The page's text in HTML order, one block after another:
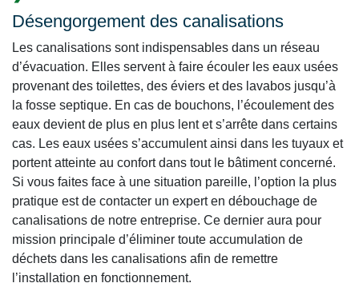
Désengorgement des canalisations
Les canalisations sont indispensables dans un réseau
d’évacuation. Elles servent à faire écouler les eaux usées
provenant des toilettes, des éviers et des lavabos jusqu’à
la fosse septique. En cas de bouchons, l’écoulement des
eaux devient de plus en plus lent et s’arrête dans certains
cas. Les eaux usées s’accumulent ainsi dans les tuyaux et
portent atteinte au confort dans tout le bâtiment concerné.
Si vous faites face à une situation pareille, l’option la plus
pratique est de contacter un expert en débouchage de
canalisations de notre entreprise. Ce dernier aura pour
mission principale d’éliminer toute accumulation de
déchets dans les canalisations afin de remettre
l’installation en fonctionnement.